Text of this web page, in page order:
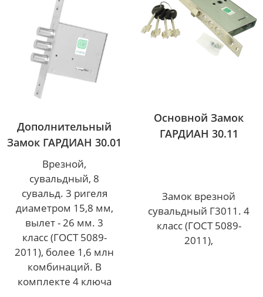
Дополнительный
Замок ГАРДИАН 30.01
Врезной,
сувальдный, 8
сувальд. 3 ригеля
диаметром 15,8 мм,
вылет - 26 мм. 3
класс (ГОСТ 5089-
2011), более 1,6 млн
комбинаций. В
комплекте 4 ключа
Основной Замок
ГАРДИАН 30.11
Замок врезной
сувальдный Г3011. 4
класс (ГОСТ 5089-
2011),